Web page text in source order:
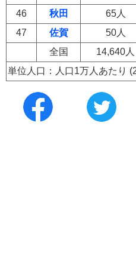
46
秋田 65人
47
佐賀 50人
全国
14,640人
単位人口：人口1万人あたり